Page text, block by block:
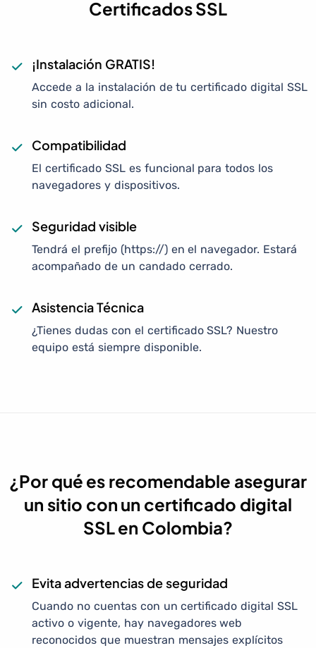
Certificados SSL
¡Instalación GRATIS!
Accede a la instalación de tu certificado digital SSL
sin costo adicional.
Compatibilidad
El certificado SSL es funcional para todos los
navegadores y dispositivos.
Seguridad visible
Tendrá el prefijo (https://) en el navegador. Estará
acompañado de un candado cerrado.
Asistencia Técnica
¿Tienes dudas con el certificado SSL? Nuestro
equipo está siempre disponible.
¿Por qué es recomendable asegurar
un sitio con un certificado digital
SSL en Colombia?
Evita advertencias de seguridad
Cuando no cuentas con un certificado digital SSL
activo o vigente, hay navegadores web
reconocidos que muestran mensajes explícitos